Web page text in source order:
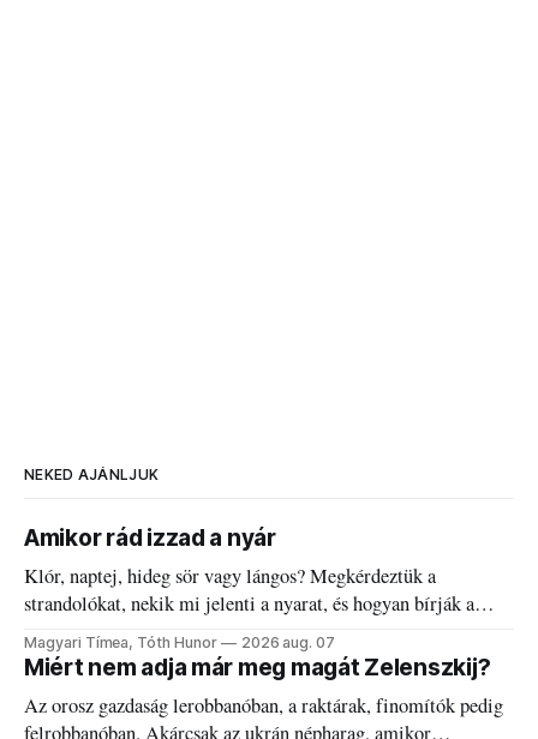
NEKED AJÁNLJUK
Amikor rád izzad a nyár
Klór, naptej, hideg sör vagy lángos? Megkérdeztük a
strandolókat, nekik mi jelenti a nyarat, és hogyan bírják a
kánikulát.
Magyari Tímea, Tóth Hunor 2026 aug. 07
Miért nem adja már meg magát Zelenszkij?
Az orosz gazdaság lerobbanóban, a raktárak, finomítók pedig
felrobbanóban. Akárcsak az ukrán népharag, amikor